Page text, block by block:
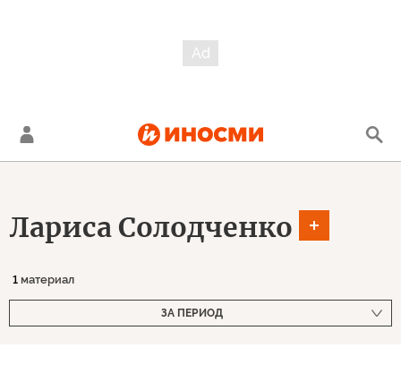
Лариса Солодченко
1 материал
ЗА ПЕРИОД